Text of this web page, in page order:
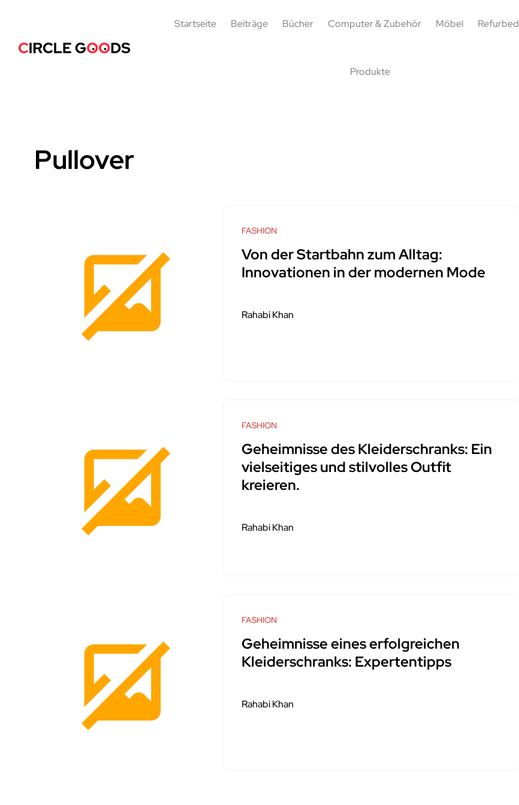
Startseite Beiträge Bücher Computer & Zubehör Möbel Refurbed
Produkte
Pullover
FASHION
Von der Startbahn zum Alltag:
Innovationen in der modernen Mode
Rahabi Khan
FASHION
Geheimnisse des Kleiderschranks: Ein
vielseitiges und stilvolles Outfit
kreieren.
Rahabi Khan
FASHION
Geheimnisse eines erfolgreichen
Kleiderschranks: Expertentipps
Rahabi Khan